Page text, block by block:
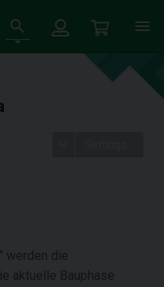
" werden die
aktuelle Bauphase